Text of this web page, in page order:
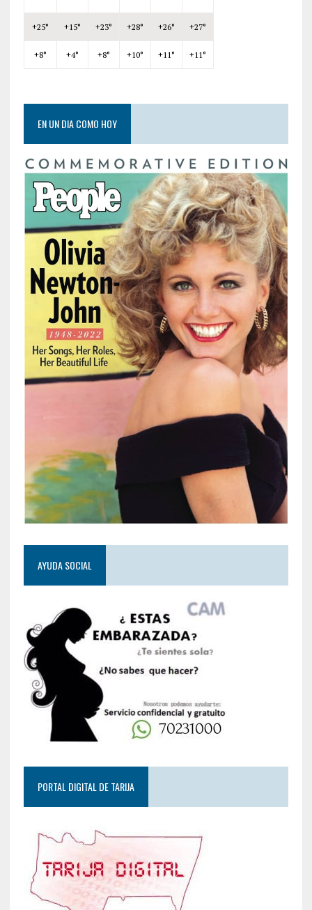
+25° +15° +23° +28° +26° +27°
+8° +4° +8° +10° +11° +11°
EN UN DIA COMO HOY
AYUDA SOCIAL
PORTAL DIGITAL DE TARIJA